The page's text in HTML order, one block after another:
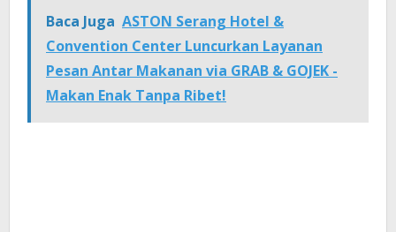
Baca Juga ASTON Serang Hotel &
Convention Center Luncurkan Layanan
Pesan Antar Makanan via GRAB & GOJEK -
Makan Enak Tanpa Ribet!